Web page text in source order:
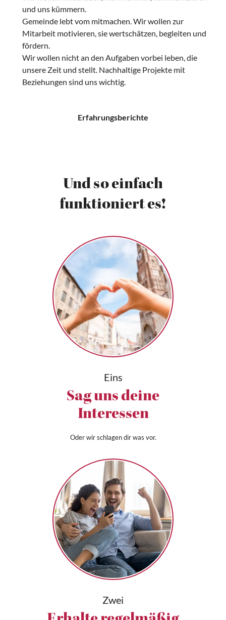
und uns kümmern.
Gemeinde lebt vom mitmachen. Wir wollen zur
Mitarbeit motivieren, sie wertschätzen, begleiten und
fördern.
Wir wollen nicht an den Aufgaben vorbei leben, die
unsere Zeit und stellt. Nachhaltige Projekte mit
Beziehungen sind uns wichtig.
Erfahrungsberichte
Und so einfach
funktioniert es!
Eins
Sag uns deine
Interessen
Oder wir schlagen dir was vor.
Zwei